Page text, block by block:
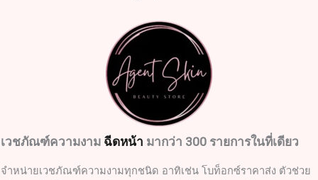
เวชภัณฑ์ความงาม ฉีดหน้า มากว่า 300 รายการในที่เดียว
จำหน่ายเวชภัณฑ์ความงามทุกชนิด อาทิเช่น โบท็อกซ์ราคาส่ง ตัวช่วย